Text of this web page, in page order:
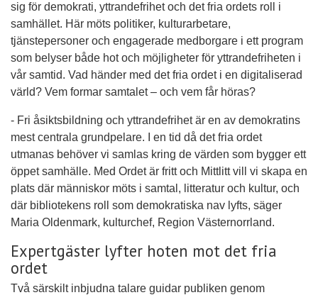
sig för demokrati, yttrandefrihet och det fria ordets roll i
samhället. Här möts politiker, kulturarbetare,
tjänstepersoner och engagerade medborgare i ett program
som belyser både hot och möjligheter för yttrandefriheten i
vår samtid. Vad händer med det fria ordet i en digitaliserad
värld? Vem formar samtalet – och vem får höras?
- Fri åsiktsbildning och yttrandefrihet är en av demokratins
mest centrala grundpelare. I en tid då det fria ordet
utmanas behöver vi samlas kring de värden som bygger ett
öppet samhälle. Med Ordet är fritt och Mittlitt vill vi skapa en
plats där människor möts i samtal, litteratur och kultur, och
där bibliotekens roll som demokratiska nav lyfts, säger
Maria Oldenmark, kulturchef, Region Västernorrland.
Expertgäster lyfter hoten mot det fria
ordet
Två särskilt inbjudna talare guidar publiken genom